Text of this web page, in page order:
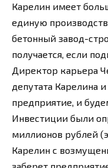
Карелин имеет
единую
бетонный завод-
получается, если
Директор карьера
депутата Карелина
предприятие, и
Инвестиции были
миллионов рублей
Карелин с